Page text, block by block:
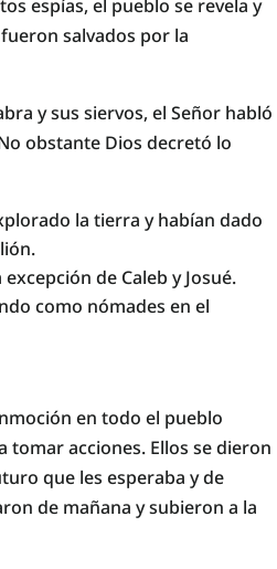
espías, el pueblo se revela y
salvados por la
y sus siervos, el Señor habló
obstante Dios decretó lo
la tierra y habían dado
de Caleb y Josué.
como nómades en el
en todo el pueblo
tomar acciones. Ellos se dieron
que les esperaba y de
de mañana y subieron a la